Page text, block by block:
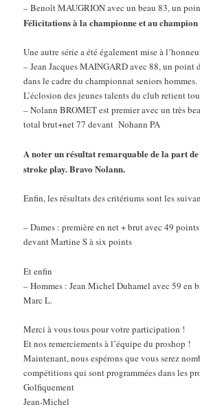
– Benoît MAUGRION avec un beau 83, un
Félicitations à la championne et au
Une autre série a été également mise à
– Jean Jacques MAINGARD avec 88, un point
dans le cadre du championnat seniors hommes.
L’éclosion des jeunes talents du club retient
– Nolann BROMET est premier avec un très
total brut+net 77 devant Nohann PA
A noter un résultat remarquable de la part
stroke play. Bravo Nolann.
Enfin, les résultats des critériums sont les
– Dames : première en net + brut avec 49
devant Martine S à six points
Et enfin
– Hommes : Jean Michel Duhamel avec 59 en
Marc L.
Merci à vous tous pour votre participation !
Et nos remerciements à l’équipe du proshop !
Maintenant, nous espérons que vous serez
compétitions qui sont programmées dans les
Golfiquement
Jean-Michel